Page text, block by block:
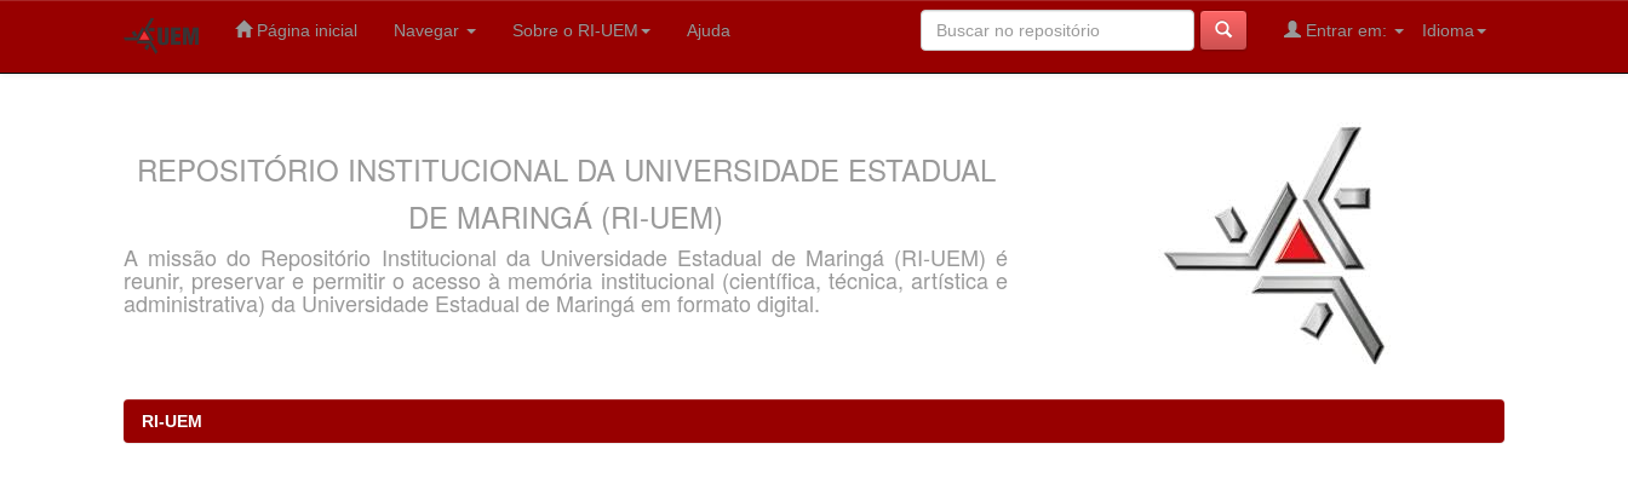
Página inicial Navegar Sobre o RI-UEM Ajuda Idioma
Entrar em:
REPOSITÓRIO INSTITUCIONAL DA UNIVERSIDADE ESTADUAL
DE MARINGÁ (RI-UEM)
A missão do Repositório Institucional da Universidade Estadual de Maringá (RI-UEM) é
reunir, preservar e permitir o acesso à memória institucional (científica, técnica, artística e
administrativa) da Universidade Estadual de Maringá em formato digital.
RI-UEM